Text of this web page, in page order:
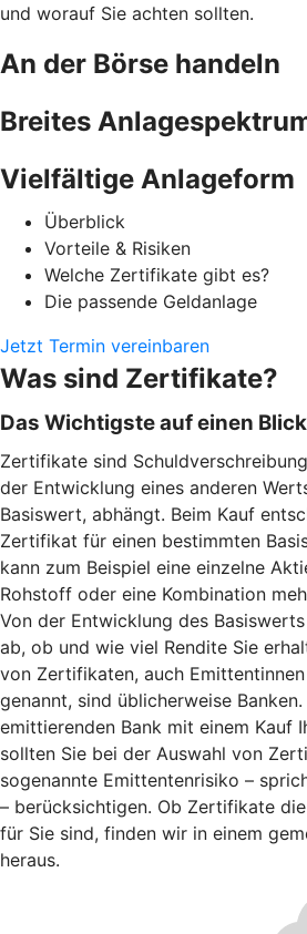
und worauf Sie achten sollten.
An der Börse handeln
Breites
Vielfältige Anlageform
Überblick
Vorteile & Risiken
Welche Zertifikate gibt es?
Die passende Geldanlage
Jetzt Termin vereinbaren
Was sind Zertifikate?
Das Wichtigste auf einen Blick
Zertifikate sind
der Entwicklung eines anderen
Basiswert, abhängt. Beim Kauf
Zertifikat für einen bestimmten
kann zum Beispiel eine einzelne
Rohstoff oder eine Kombination
Von der Entwicklung des
ab, ob und wie viel Rendite Sie
von Zertifikaten, auch
genannt, sind üblicherweise
emittierenden Bank mit einem Kauf
sollten Sie bei der Auswahl von
sogenannte Emittentenrisiko –
– berücksichtigen. Ob Zertifikate
für Sie sind, finden wir in einem
heraus.